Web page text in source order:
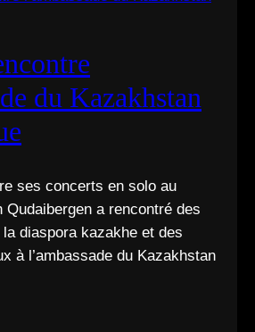
du Kazakhstan
ses concerts en solo au
Qudaibergen a rencontré des
diaspora kazakhe et des
à l’ambassade du Kazakhstan